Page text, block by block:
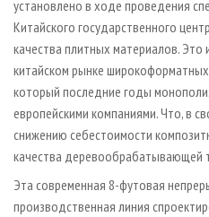
установлено в ходе проведения
Китайского государственного
качества плитных материалов.
китайском рынке
который последние годы
европейскими компаниями. Что, в
снижению себестоимости
качества деревообрабатывающей
Эта современная 8-футовая
производственная линия